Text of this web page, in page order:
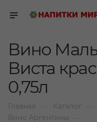
Вино
Виста
0,75л
Главная Каталог
Вино Аргентины